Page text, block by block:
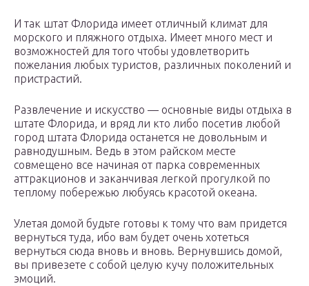
И так штат Флорида имеет отличный климат для
морского и пляжного отдыха. Имеет много мест и
возможностей для того чтобы удовлетворить
пожелания любых туристов, различных поколений и
пристрастий.
Развлечение и искусство — основные виды отдыха в
штате Флорида, и вряд ли кто либо посетив любой
город штата Флорида останется не довольным и
равнодушным. Ведь в этом райском месте
совмещено все начиная от парка современных
аттракционов и заканчивая легкой прогулкой по
теплому побережью любуясь красотой океана.
Улетая домой будьте готовы к тому что вам придется
вернуться туда, ибо вам будет очень хотеться
вернуться сюда вновь и вновь. Вернувшись домой,
вы привезете с собой целую кучу положительных
эмоций.